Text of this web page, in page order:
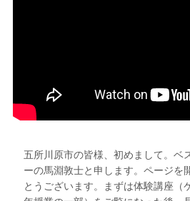
五所川原市の皆様、初めまして。ベ
ーの馬淵敦士と申します。ページを
とうございます。まずは体験講座（